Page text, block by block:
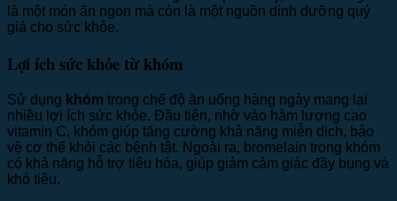
là một món ăn ngon mà còn là một nguồn dinh dưỡng quý
giá cho sức khỏe.
Lợi ích sức khỏe từ khóm
Sử dụng khóm trong chế độ ăn uống hàng ngày mang lại
nhiều lợi ích sức khỏe. Đầu tiên, nhờ vào hàm lượng cao
vitamin C, khóm giúp tăng cường khả năng miễn dịch, bảo
vệ cơ thể khỏi các bệnh tật. Ngoài ra, bromelain trong khóm
có khả năng hỗ trợ tiêu hóa, giúp giảm cảm giác đầy bụng và
khó tiêu.